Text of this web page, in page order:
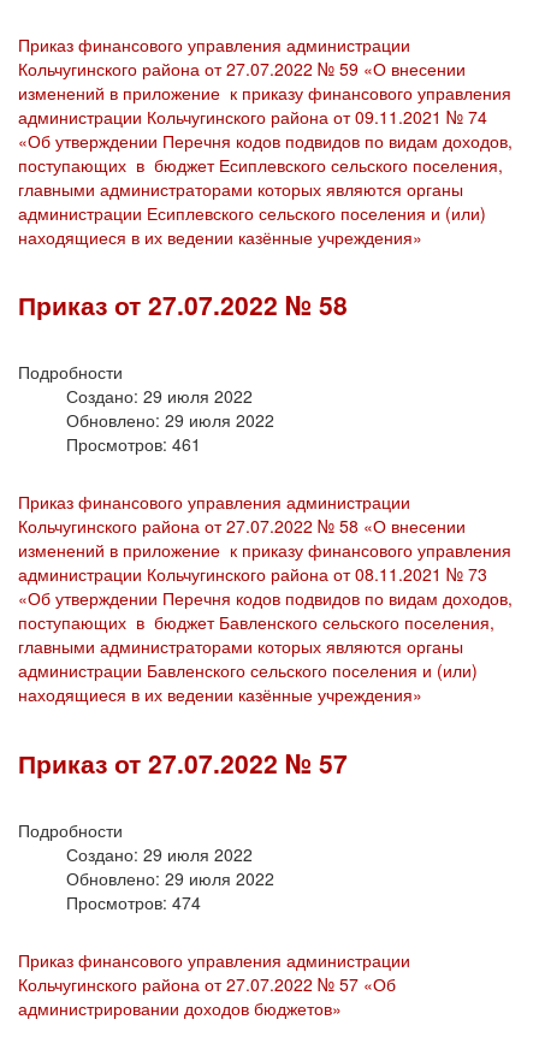
Приказ финансового управления администрации
Кольчугинского района от 27.07.2022 № 59 «О внесении
изменений в приложение к приказу финансового управления
администрации Кольчугинского района от 09.11.2021 № 74
«Об утверждении Перечня кодов подвидов по видам доходов,
поступающих в бюджет Есиплевского сельского поселения,
главными администраторами которых являются органы
администрации Есиплевского сельского поселения и (или)
находящиеся в их ведении казённые учреждения»
Приказ от 27.07.2022 № 58
Подробности
Создано: 29 июля 2022
Обновлено: 29 июля 2022
Просмотров: 461
Приказ финансового управления администрации
Кольчугинского района от 27.07.2022 № 58 «О внесении
изменений в приложение к приказу финансового управления
администрации Кольчугинского района от 08.11.2021 № 73
«Об утверждении Перечня кодов подвидов по видам доходов,
поступающих в бюджет Бавленского сельского поселения,
главными администраторами которых являются органы
администрации Бавленского сельского поселения и (или)
находящиеся в их ведении казённые учреждения»
Приказ от 27.07.2022 № 57
Подробности
Создано: 29 июля 2022
Обновлено: 29 июля 2022
Просмотров: 474
Приказ финансового управления администрации
Кольчугинского района от 27.07.2022 № 57 «Об
администрировании доходов бюджетов»